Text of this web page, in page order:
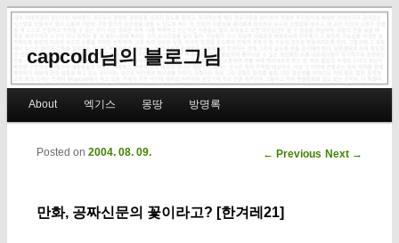
capcold님의 블로그님
Skip to primary content
Skip to secondary content
About 엑기스 몽땅 방명록
Post navigation
← Previous Next →
만화, 공짜신문의 꽃이라고? [한겨레21]
Posted on 2004. 08. 09.